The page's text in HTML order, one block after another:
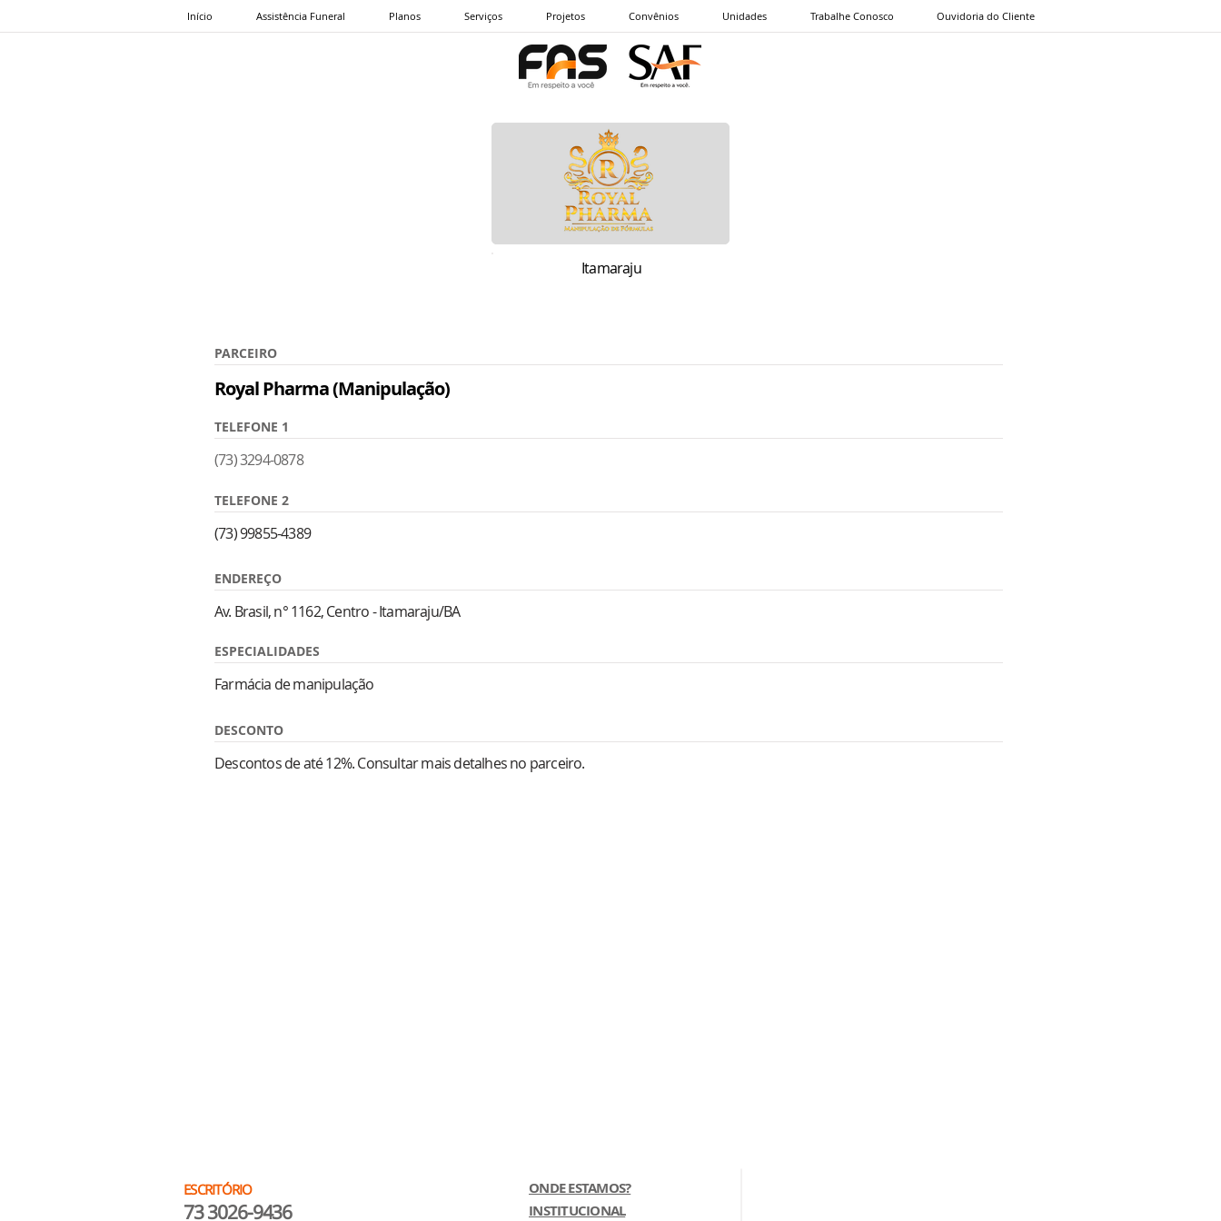
Início Assistência Funeral Planos Serviços Projetos Convênios Unidades Trabalhe Conosco Ouvidoria do Cliente
Itamaraju
PARCEIRO
Royal Pharma (Manipulação)
TELEFONE 1
(73) 3294-0878
TELEFONE 2
(73) 99855-4389
ENDEREÇO
Av. Brasil, n° 1162, Centro - Itamaraju/BA
ESPECIALIDADES
Farmácia de manipulação
DESCONTO
Descontos de até 12%. Consultar mais detalhes no parceiro.
ESCRITÓRIO
73 3026-9436
ONDE ESTAMOS?
INSTITUCIONAL